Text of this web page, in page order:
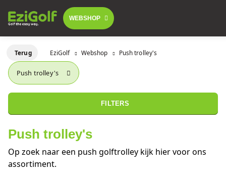
WEBSHOP
Follow-me golftrolley's
Elektrische golftrolley's
Push trolley's
Golfscooters
BESTELLEN
FOLLOW-ME TROLLEY
GOLFSCOOTERS
Voor golfbanen
Terug EziGolf Webshop Push trolley's
Push trolley's
FILTERS
Push trolley's
Op zoek naar een push golftrolley kijk hier voor ons
assortiment.